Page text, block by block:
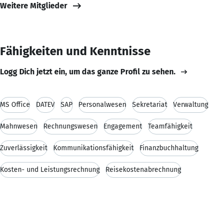
Weitere Mitglieder
Fähigkeiten und Kenntnisse
Logg Dich jetzt ein, um das ganze Profil zu sehen.
MS Office DATEV SAP Personalwesen Sekretariat Verwaltung
Mahnwesen Rechnungswesen Engagement Teamfähigkeit
Zuverlässigkeit Kommunikationsfähigkeit Finanzbuchhaltung
Kosten- und Leistungsrechnung Reisekostenabrechnung